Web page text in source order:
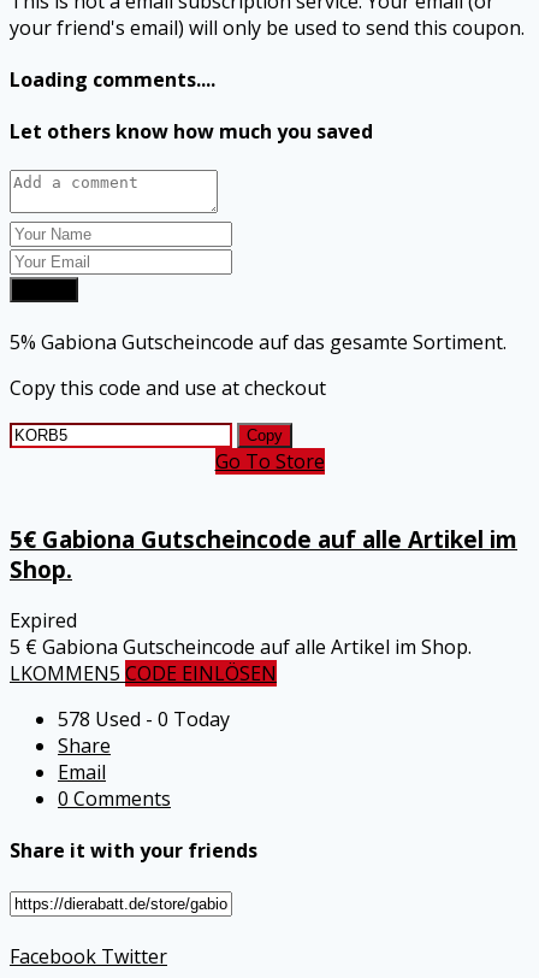
your friend's email) will only be used to send this coupon.
Loading comments....
Let others know how much you saved
5% Gabiona Gutscheincode auf das gesamte Sortiment.
Copy this code and use at checkout
Copy
Go To Store
5€ Gabiona Gutscheincode auf alle Artikel im
Shop.
Expired
5 € Gabiona Gutscheincode auf alle Artikel im Shop.
LKOMMEN5 CODE EINLÖSEN
578 Used - 0 Today
Share
Email
0 Comments
Share it with your friends
Facebook Twitter